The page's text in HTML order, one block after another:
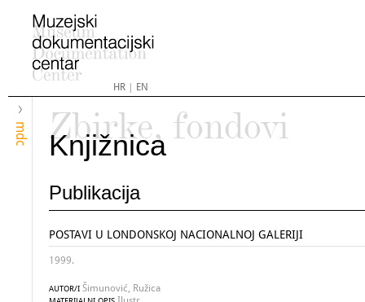
HR| EN
mdc
Zbirke, fondovi
Knjižnica
Publikacija
POSTAVI U LONDONSKOJ NACIONALNOJ GALERIJI
1999.
AUTOR/I Šimunović, Ružica